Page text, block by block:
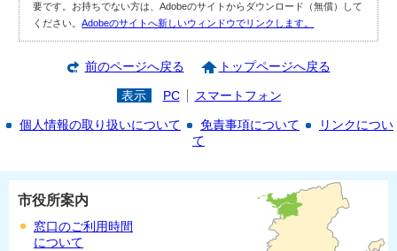
要です。お持ちでない方は、Adobeのサイトからダウンロード（無償）して
ください。Adobeのサイトへ新しいウィンドウでリンクします。
前のページへ戻る トップページへ戻る
表示 PC スマートフォン
個人情報の取り扱いについて 免責事項について
リンクについ
て
市役所案内
窓口のご利用時間
について